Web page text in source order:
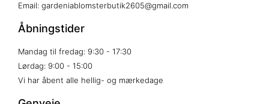
Email: gardeniablomsterbutik2605@gmail.com
Åbningstider
Mandag til fredag: 9:30 - 17:30
Lørdag: 9:00 - 15:00
Vi har åbent alle hellig- og mærkedage